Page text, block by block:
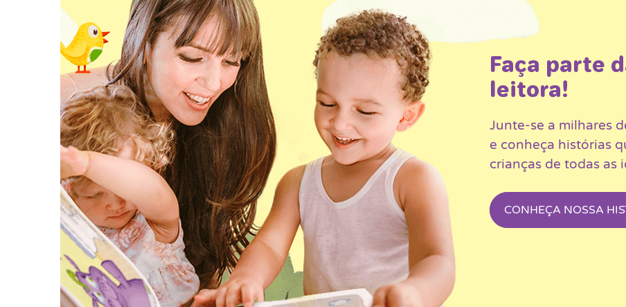
Faça parte
leitora!
Junte-se a milhares
e conheça histórias
crianças de todas as
CONHEÇA NOSSA